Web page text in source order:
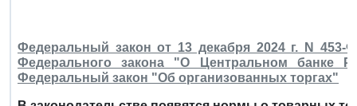
Федеральный закон от 13 декабря 2024 г. N
Федерального закона "О Центральном банке
Федеральный закон "Об организованных торгах"